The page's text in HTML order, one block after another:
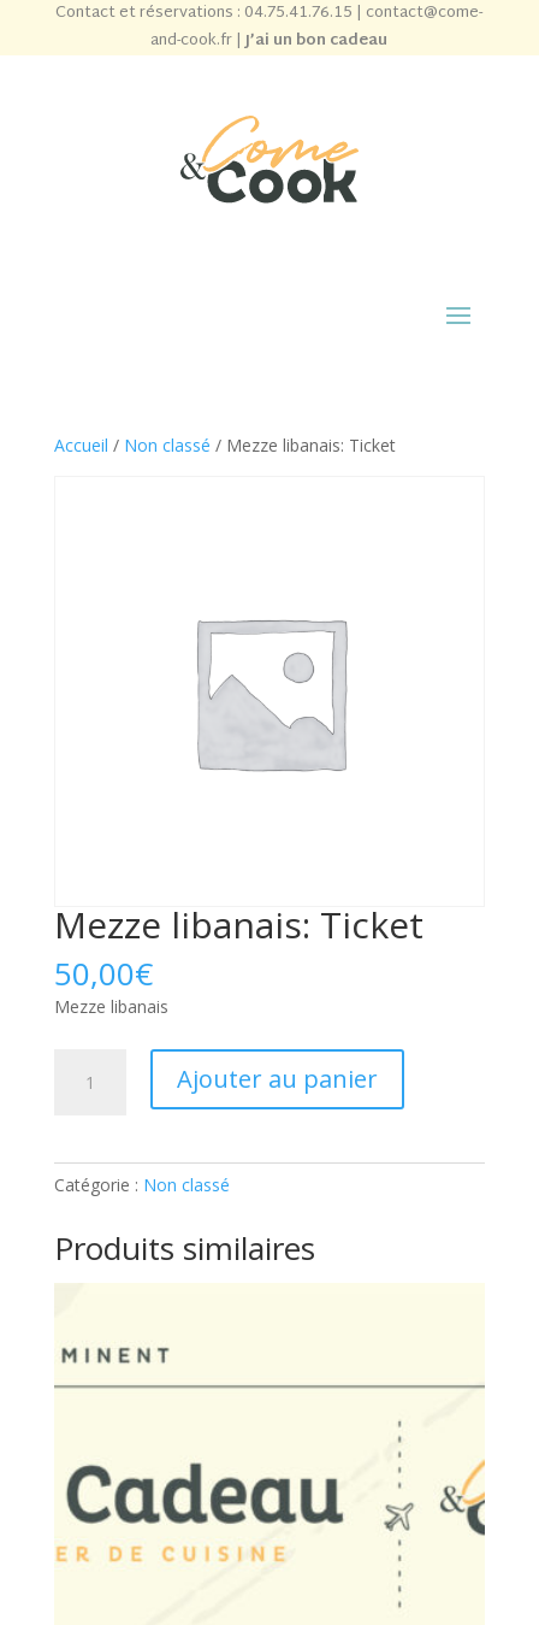
Contact et réservations : 04.75.41.76.15 | contact@come-
and-cook.fr|J’ai un bon cadeau
Accueil / Non classé / Mezze libanais: Ticket
Mezze libanais: Ticket
50,00€
Mezze libanais
Ticket
Ajouter au panier
Catégorie : Non classé
Produits similaires